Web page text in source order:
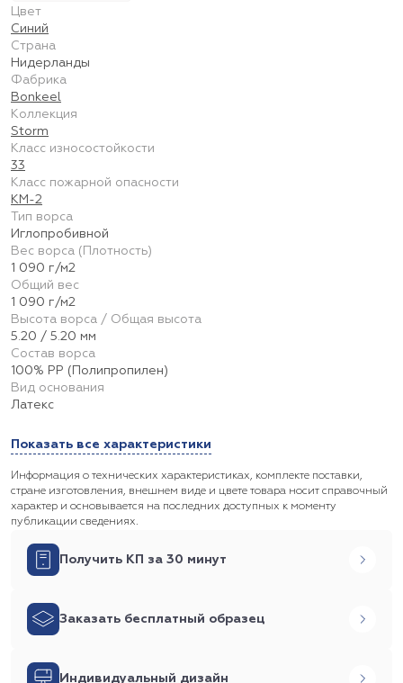
Цвет
Синий
Страна
Нидерланды
Фабрика
Bonkeel
Коллекция
Storm
Класс износостойкости
33
Класс пожарной опасности
КМ-2
Тип ворса
Иглопробивной
Вес ворса (Плотность)
1 090 г/м2
Общий вес
1 090 г/м2
Высота ворса / Общая высота
5.20 / 5.20 мм
Состав ворса
100% PP (Полипропилен)
Вид основания
Латекс
Показать все характеристики
Информация о технических характеристиках, комплекте поставки,
стране изготовления, внешнем виде и цвете товара носит справочный
характер и основывается на последних доступных к моменту
публикации сведениях.
Получить КП за 30 минут
Заказать бесплатный образец
Индивидуальный дизайн